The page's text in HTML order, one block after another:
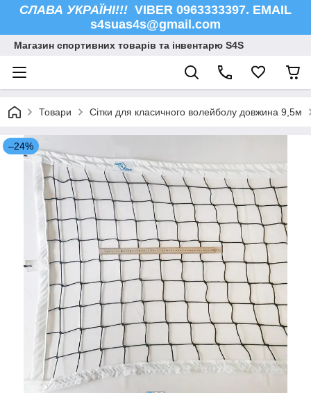
СЛАВА УКРАЇНІ!!! VIBER 0963333397. EMAIL
s4suas4s@gmail.com
Магазин спортивних товарів та інвентарю S4S
Товари Сітки для класичного волейболу довжина 9,5м
–24%